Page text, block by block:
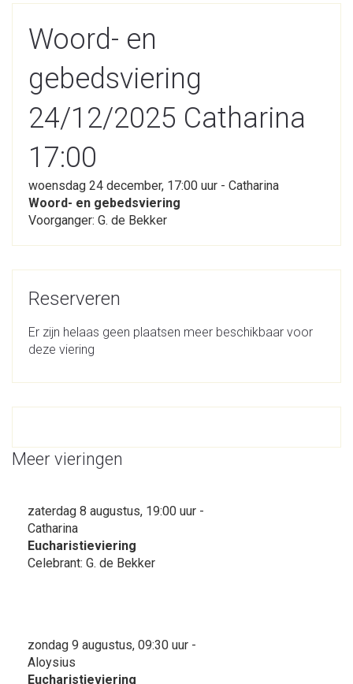
Woord- en
gebedsviering
24/12/2025 Catharina
17:00
woensdag 24 december, 17:00 uur - Catharina
Woord- en gebedsviering
Voorganger: G. de Bekker
Reserveren
Er zijn helaas geen plaatsen meer beschikbaar voor
deze viering
Meer vieringen
zaterdag 8 augustus, 19:00 uur -
Catharina
Eucharistieviering
Celebrant: G. de Bekker
zondag 9 augustus, 09:30 uur -
Aloysius
Eucharistieviering